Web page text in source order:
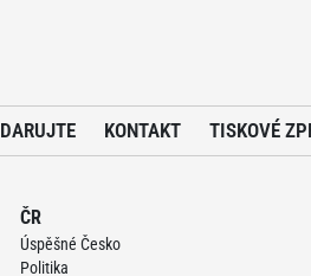
DARUJTE KONTAKT TISKOVÉ
ČR
Úspěšné Česko
Politika